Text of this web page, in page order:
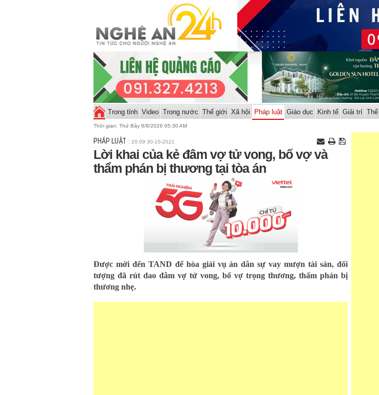
Trong tỉnh Video Trong nước Thế giới Xã hội Pháp luật Giáo dục Kinh tế Giải trí
Thời gian: Thứ Bảy 8/8/2026 05:30 AM
PHÁP LUẬT 20:09 30-10-2021
Lời khai của kẻ đâm vợ tử vong, bố vợ và
thẩm phán bị thương tại tòa án
Được mời đến TAND để hòa giải vụ án dân sự vay mượn tài sản, đối
tượng đã rút dao đâm vợ tử vong, bố vợ trọng thương, thẩm phán bị
thương nhẹ.